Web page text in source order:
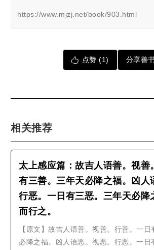
https://www.mjzj.net/book/903.html
点赞 (1) 分享善书
相关推荐
太上感应篇：​故吉人语善。视善
有三善。三年天必降之福。凶人
行恶。一日有三恶。三年天必降
而行之。
【原文】故吉人语善。视善。行善。一日
必降之福。凶人语恶。视恶。行恶。一日